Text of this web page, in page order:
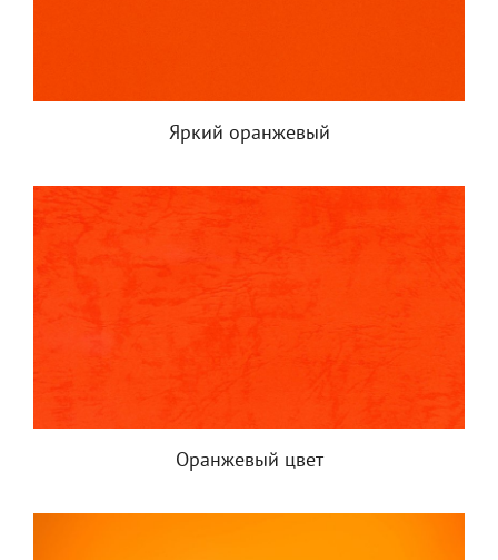
Яркий оранжевый
Оранжевый цвет